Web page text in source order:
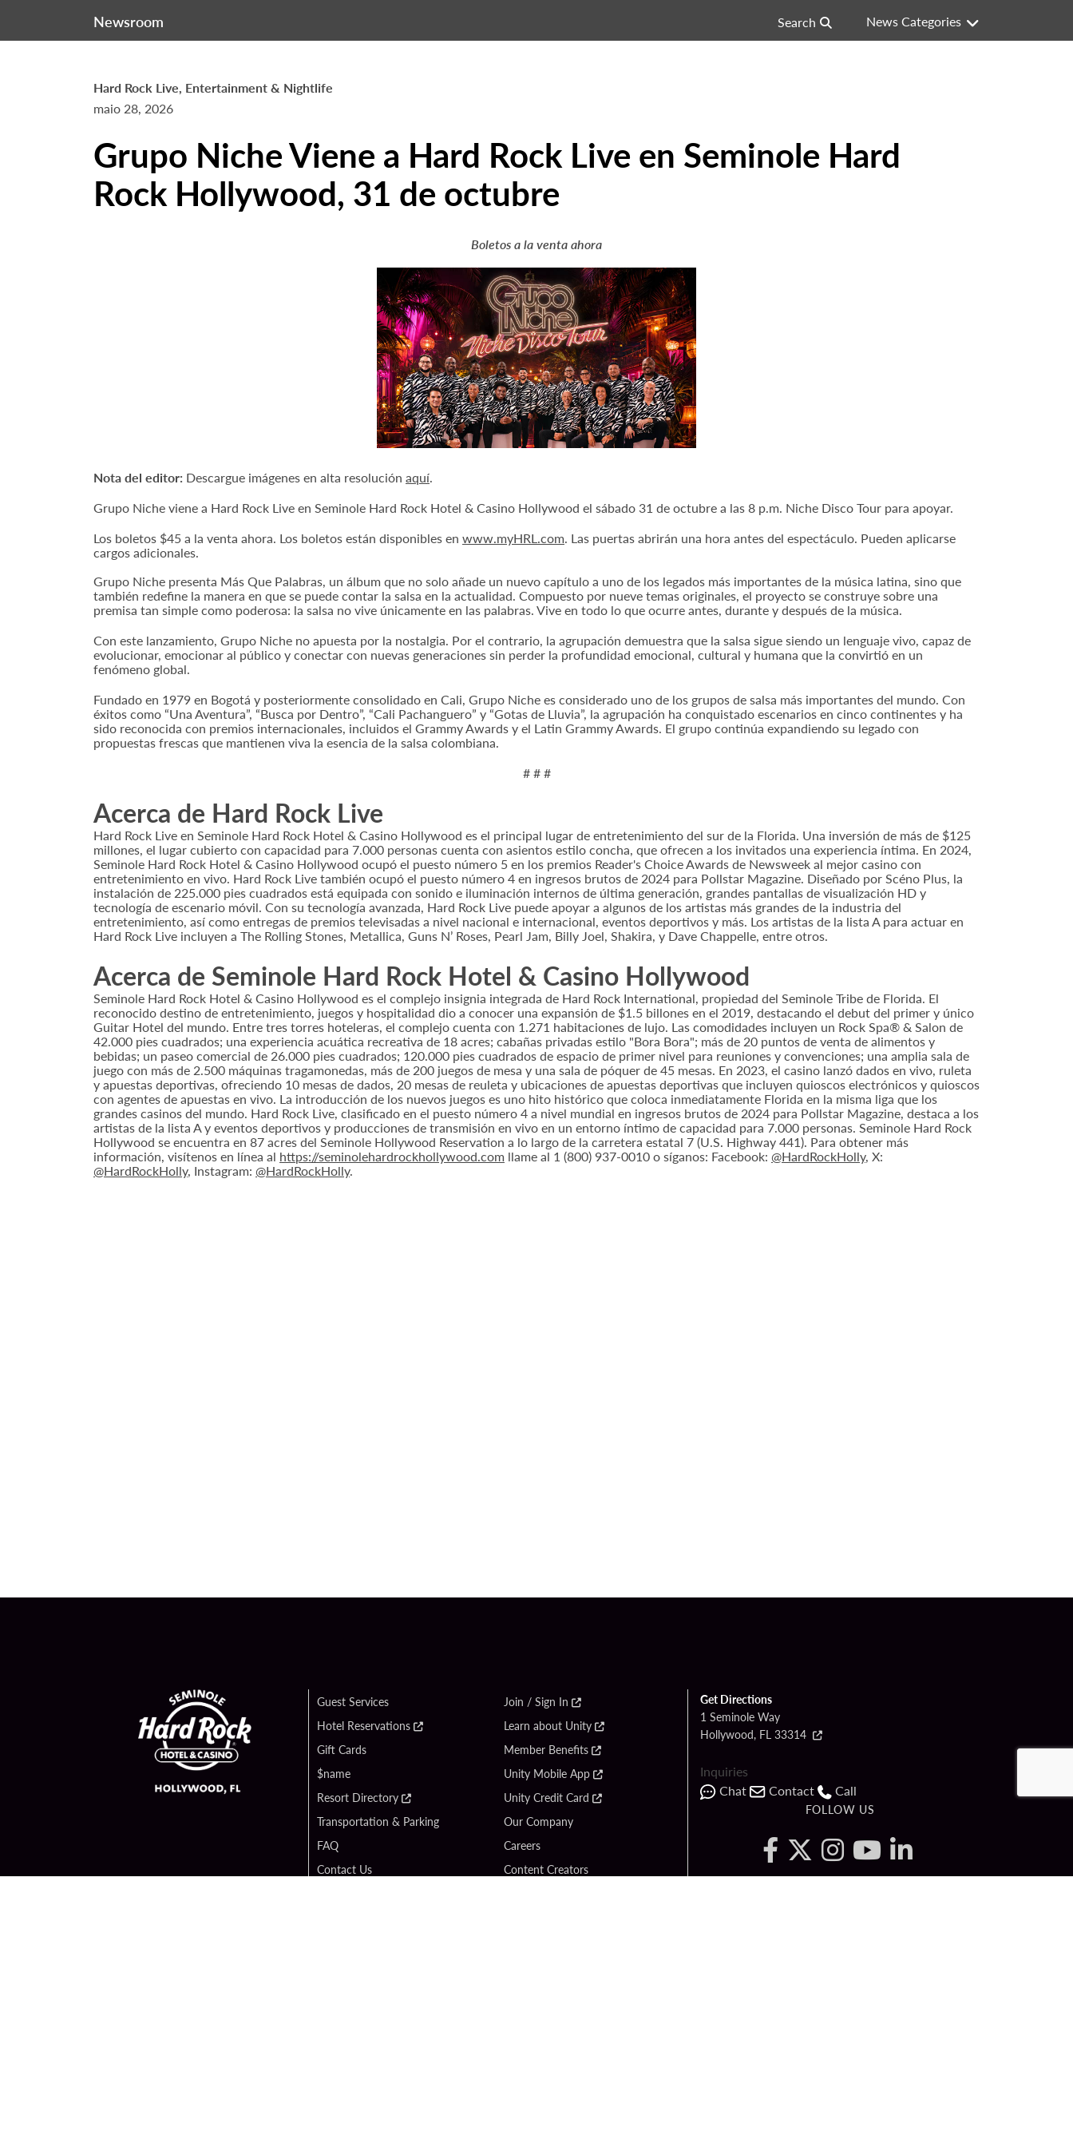
Newsroom Search News Categories
Hard Rock Live, Entertainment & Nightlife
maio 28, 2026
Grupo Niche Viene a Hard Rock Live en Seminole Hard
Rock Hollywood, 31 de octubre
Boletos a la venta ahora
Nota del editor: Descargue imágenes en alta resolución aquí.
Grupo Niche viene a Hard Rock Live en Seminole Hard Rock Hotel & Casino Hollywood el sábado 31 de octubre a las 8 p.m. Niche Disco Tour para apoyar.
Los boletos $45 a la venta ahora. Los boletos están disponibles en www.myHRL.com. Las puertas abrirán una hora antes del espectáculo. Pueden aplicarse
cargos adicionales.
Grupo Niche presenta Más Que Palabras, un álbum que no solo añade un nuevo capítulo a uno de los legados más importantes de la música latina, sino que
también redefine la manera en que se puede contar la salsa en la actualidad. Compuesto por nueve temas originales, el proyecto se construye sobre una
premisa tan simple como poderosa: la salsa no vive únicamente en las palabras. Vive en todo lo que ocurre antes, durante y después de la música.
Con este lanzamiento, Grupo Niche no apuesta por la nostalgia. Por el contrario, la agrupación demuestra que la salsa sigue siendo un lenguaje vivo, capaz de
evolucionar, emocionar al público y conectar con nuevas generaciones sin perder la profundidad emocional, cultural y humana que la convirtió en un
fenómeno global.
Fundado en 1979 en Bogotá y posteriormente consolidado en Cali, Grupo Niche es considerado uno de los grupos de salsa más importantes del mundo. Con
éxitos como “Una Aventura”, “Busca por Dentro”, “Cali Pachanguero” y “Gotas de Lluvia”, la agrupación ha conquistado escenarios en cinco continentes y ha
sido reconocida con premios internacionales, incluidos el Grammy Awards y el Latin Grammy Awards. El grupo continúa expandiendo su legado con
propuestas frescas que mantienen viva la esencia de la salsa colombiana.
# # #
Acerca de Hard Rock Live
Hard Rock Live en Seminole Hard Rock Hotel & Casino Hollywood es el principal lugar de entretenimiento del sur de la Florida. Una inversión de más de $125
millones, el lugar cubierto con capacidad para 7.000 personas cuenta con asientos estilo concha, que ofrecen a los invitados una experiencia íntima. En 2024,
Seminole Hard Rock Hotel & Casino Hollywood ocupó el puesto número 5 en los premios Reader's Choice Awards de Newsweek al mejor casino con
entretenimiento en vivo. Hard Rock Live también ocupó el puesto número 4 en ingresos brutos de 2024 para Pollstar Magazine. Diseñado por Scéno Plus, la
instalación de 225.000 pies cuadrados está equipada con sonido e iluminación internos de última generación, grandes pantallas de visualización HD y
tecnología de escenario móvil. Con su tecnología avanzada, Hard Rock Live puede apoyar a algunos de los artistas más grandes de la industria del
entretenimiento, así como entregas de premios televisadas a nivel nacional e internacional, eventos deportivos y más. Los artistas de la lista A para actuar en
Hard Rock Live incluyen a The Rolling Stones, Metallica, Guns N’ Roses, Pearl Jam, Billy Joel, Shakira, y Dave Chappelle, entre otros.
Acerca de Seminole Hard Rock Hotel & Casino Hollywood
Seminole Hard Rock Hotel & Casino Hollywood es el complejo insignia integrada de Hard Rock International, propiedad del Seminole Tribe de Florida. El
reconocido destino de entretenimiento, juegos y hospitalidad dio a conocer una expansión de $1.5 billones en el 2019, destacando el debut del primer y único
Guitar Hotel del mundo. Entre tres torres hoteleras, el complejo cuenta con 1.271 habitaciones de lujo. Las comodidades incluyen un Rock Spa® & Salon de
42.000 pies cuadrados; una experiencia acuática recreativa de 18 acres; cabañas privadas estilo "Bora Bora"; más de 20 puntos de venta de alimentos y
bebidas; un paseo comercial de 26.000 pies cuadrados; 120.000 pies cuadrados de espacio de primer nivel para reuniones y convenciones; una amplia sala de
juego con más de 2.500 máquinas tragamonedas, más de 200 juegos de mesa y una sala de póquer de 45 mesas. En 2023, el casino lanzó dados en vivo, ruleta
y apuestas deportivas, ofreciendo 10 mesas de dados, 20 mesas de reuleta y ubicaciones de apuestas deportivas que incluyen quioscos electrónicos y quioscos
con agentes de apuestas en vivo. La introducción de los nuevos juegos es uno hito histórico que coloca inmediatamente Florida en la misma liga que los
grandes casinos del mundo. Hard Rock Live, clasificado en el puesto número 4 a nivel mundial en ingresos brutos de 2024 para Pollstar Magazine, destaca a los
artistas de la lista A y eventos deportivos y producciones de transmisión en vivo en un entorno íntimo de capacidad para 7.000 personas. Seminole Hard Rock
Hollywood se encuentra en 87 acres del Seminole Hollywood Reservation a lo largo de la carretera estatal 7 (U.S. Highway 441). Para obtener más
información, visítenos en línea al https://seminolehardrockhollywood.com llame al 1 (800) 937-0010 o síganos: Facebook: @HardRockHolly, X:
@HardRockHolly, Instagram: @HardRockHolly.
Guest Services
Hotel Reservations
Gift Cards
$name
Resort Directory
Transportation & Parking
FAQ
Contact Us
Join / Sign In
Learn about Unity
Member Benefits
Unity Mobile App
Unity Credit Card
Our Company
Careers
Content Creators
Get Directions
1 Seminole Way
Hollywood, FL 33314
Inquiries
Chat
Contact Call
FOLLOW US